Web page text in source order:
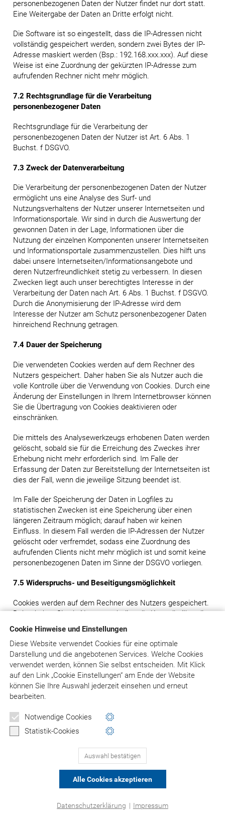
Cookie Hinweise und Einstellungen
Diese Website verwendet Cookies für eine optimale
Darstellung und die angebotenen Services. Welche Cookies
verwendet werden, können Sie selbst entscheiden. Mit Klick
aufden Link „Cookie Einstellungen“ am Ende der Website
können Sie Ihre Auswahl jederzeit einsehen und erneut
bearbeiten.
Notwendige Cookies
Statistik-Cookies
Auswahl bestätigen
Alle Cookies akzeptieren
Datenschutzerklärung | Impressum
personenbezogenen Daten der Nutzer findet nur dort statt.
Eine Weitergabe der Daten an Dritte erfolgt nicht.
Die Software ist so eingestellt, dass die IP-Adressen nicht
vollständig gespeichert werden, sondern zwei Bytes der IP-
Adresse maskiert werden (Bsp.: 192.168.xxx.xxx). Auf diese
Weise ist eine Zuordnung der gekürzten IP-Adresse zum
aufrufenden Rechner nicht mehr möglich.
7.2 Rechtsgrundlage für die Verarbeitung
personenbezogener Daten
Rechtsgrundlage für die Verarbeitung der
personenbezogenen Daten der Nutzer ist Art. 6 Abs. 1
Buchst. f DSGVO.
7.3 Zweck der Datenverarbeitung
Die Verarbeitung der personenbezogenen Daten der Nutzer
ermöglicht uns eine Analyse des Surf- und
Nutzungsverhaltens der Nutzer unserer Internetseiten und
Informationsportale. Wir sind in durch die Auswertung der
gewonnen Daten in der Lage, Informationen über die
Nutzung der einzelnen Komponenten unserer Internetseiten
und Informationsportale zusammenzustellen. Dies hilft uns
dabei unsere Internetseiten/Informationsangebote und
deren Nutzerfreundlichkeit stetig zu verbessern. In diesen
Zwecken liegt auch unser berechtigtes Interesse in der
Verarbeitung der Daten nach Art. 6 Abs. 1 Buchst. f DSGVO.
Durch die Anonymisierung der IP-Adresse wird dem
Interesse der Nutzer am Schutz personenbezogener Daten
hinreichend Rechnung getragen.
7.4 Dauer der Speicherung
Die verwendeten Cookies werden auf dem Rechner des
Nutzers gespeichert. Daher haben Sie als Nutzer auch die
volle Kontrolle über die Verwendung von Cookies. Durch eine
Änderung der Einstellungen in Ihrem Internetbrowser können
Sie die Übertragung von Cookies deaktivieren oder
einschränken.
Die mittels des Analysewerkzeugs erhobenen Daten werden
gelöscht, sobald sie für die Erreichung des Zweckes ihrer
Erhebung nicht mehr erforderlich sind. Im Falle der
Erfassung der Daten zur Bereitstellung der Internetseiten ist
dies der Fall, wenn die jeweilige Sitzung beendet ist.
Im Falle der Speicherung der Daten in Logfiles zu
statistischen Zwecken ist eine Speicherung über einen
längeren Zeitraum möglich; darauf haben wir keinen
Einfluss. In diesem Fall werden die IP-Adressen der Nutzer
gelöscht oder verfremdet, sodass eine Zuordnung des
aufrufenden Clients nicht mehr möglich ist und somit keine
personenbezogenen Daten im Sinne der DSGVO vorliegen.
7.5 Widerspruchs- und Beseitigungsmöglichkeit
Cookies werden auf dem Rechner des Nutzers gespeichert.
Daher haben Sie als Nutzer auch die volle Kontrolle über die
Verwendung von Cookies. Durch eine Änderung der
Einstellungen in Ihrem Internetbrowser können Sie die
Übertragung von Cookies deaktivieren oder einschränken.
Bereits gespeicherte Cookies können jederzeit gelöscht
werden. Dies kann auch automatisiert erfolgen. Werden
Cookies für unsere Website deaktiviert, können
möglicherweise nicht mehr alle Funktionen der Internetseite
vollumfänglich genutzt werden.
8. Einsatz von Social-Media
8.1 Facebook: Facebook-Pixel, Facebook Custom
Facebook-Pixel
Wenn Sie Ihre Einwilligung erteilen, setzen wir Technologien
des Sozialen Netzwerks „Facebook“ ein, mit deren Hilfe das
und an Facebook übertragen wird. Dies ist eine